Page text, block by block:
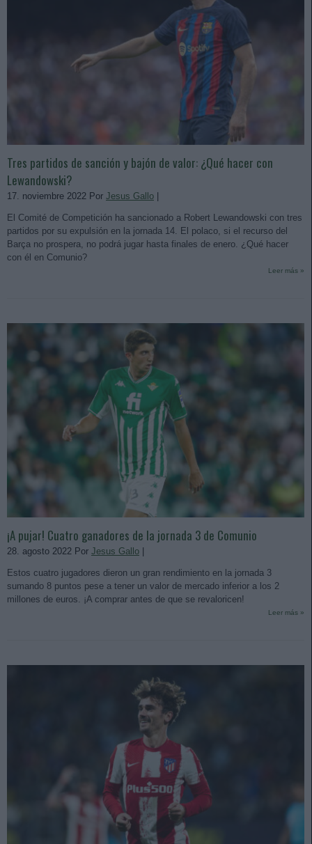
Tres partidos de sanción y bajón de valor: ¿Qué hacer con
Lewandowski?
17. noviembre 2022 Por Jesus Gallo
El Comité de Competición ha sancionado a Robert Lewandowski con tres
partidos por su expulsión en la jornada 14. El polaco, si el recurso del
Barça no prospera, no podrá jugar hasta finales de enero. ¿Qué hacer
con él en Comunio?
Leer más »
¡A pujar! Cuatro ganadores de la jornada 3 de Comunio
28. agosto 2022 Por Jesus Gallo
Estos cuatro jugadores dieron un gran rendimiento en la jornada 3
sumando 8 puntos pese a tener un valor de mercado inferior a los 2
millones de euros. ¡A comprar antes de que se revaloricen!
Leer más »